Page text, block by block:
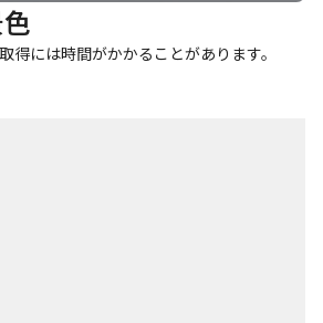
得には時間がかかることがあります。